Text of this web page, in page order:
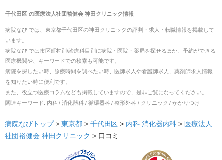
千代田区 の医療法人社団裕健会 神田クリニック情報
病院なび では、 東京都千代田区の神田クリニックの評判・求人・転職情報を掲載して
います。
病院なび では市区町村別/診療科目別に病院・医院・薬局を探せるほか、予約ができる
医療機関や、キーワードでの検索も可能です。
病院を探したい時、診療時間を調べたい時、医師求人や看護師求人、薬剤師求人情報
を知りたい時に便利です。
また、役立つ医療コラムなども掲載していますので、是非ご覧になってください。
関連キーワード: 内科 / 消化器科 / 循環器科 / 整形外科 / クリニック / かかりつけ
病院なびトップ > 東京都 > 千代田区 > 内科 消化器内科 > 医療法人
社団裕健会 神田クリニック > 口コミ